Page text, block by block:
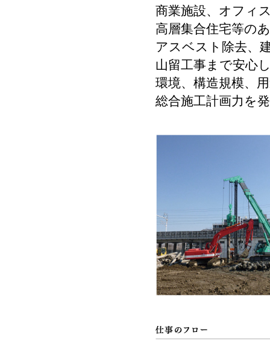
商業施設、オフィ
高層集合住宅等の
アスベスト除去、
山留工事まで安心
環境、構造規模、
総合施工計画力を